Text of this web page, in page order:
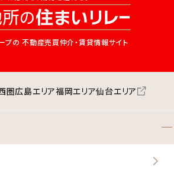
プの 不動産売買仲介・賃貸情報サイト
圏広島エリア福岡エリア仙台エリア